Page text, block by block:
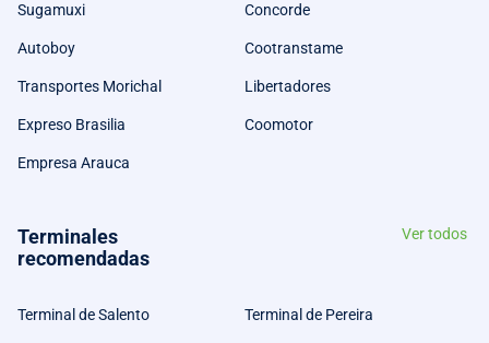
Sugamuxi Concorde
Autoboy Cootranstame
Transportes Morichal Libertadores
Expreso Brasilia Coomotor
Empresa Arauca
Terminales
recomendadas
Ver todos
Terminal de Salento Terminal de Pereira